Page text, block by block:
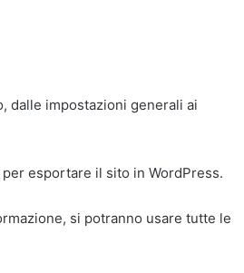
dalle impostazioni generali ai
esportare il sito in WordPress.
si potranno usare tutte le